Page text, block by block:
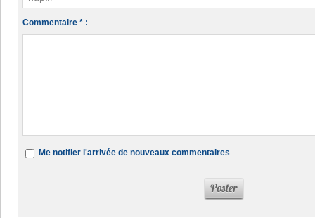
Commentaire * :
Me notifier l'arrivée de nouveaux commentaires